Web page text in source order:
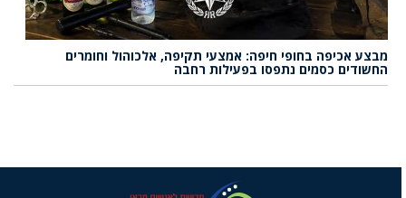
מבצע אכיפה בחופי חיפה: אמצעי תקיפה, אלכוהול וחומרים
החשודים כסמים נתפסו בפעילות רחבה